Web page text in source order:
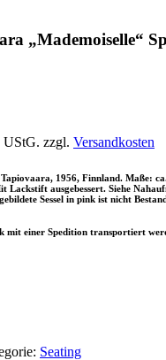
„Mademoiselle“
UStG. zzgl. Versandkosten
1956, Finnland. Maße:
Lackstift ausgebessert. Siehe
Sessel in pink ist nicht
mit einer Spedition transportiert
Seating